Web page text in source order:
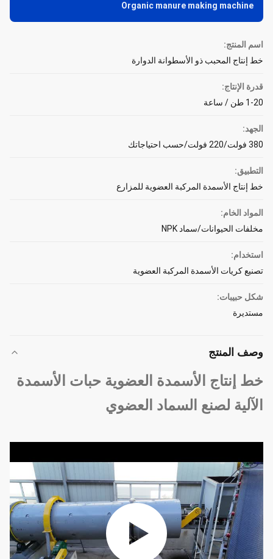
Organic manure making machine
اسم المنتج:
خط إنتاج المحبب ذو الأسطوانة الدوارة
قدرة الإنتاج:
1-20 طن / ساعة
الجهد:
380 فولت/220 فولت/حسب احتياجاتك
التطبيق:
خط إنتاج الأسمدة المركبة العضوية للمزارع
المواد الخام:
مخلفات الحيوانات/سماد NPK
استخدام:
تصنيع كريات الأسمدة المركبة العضوية
شكل حبيبات:
مستديرة
وصف المنتج
خط إنتاج الأسمدة العضوية حبات الأسمدة
الآلية لصنع السماد العضوي